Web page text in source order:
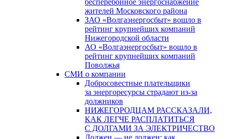
бесперебойное энергоснабжение
жителей Московского района
ЗАО «Волгаэнергосбыт» вошло в
рейтинг крупнейших компаний
Нижегородской области
АО «Волгаэнергосбыт» вошло в
рейтинг крупнейших компаний
Поволжья
СМИ о компании
Добросовестные плательщики
за энергоресурсы страдают из-за
должников
НИЖЕГОРОДЦАМ РАССКАЗАЛИ,
КАК ЛЕГЧЕ РАСПЛАТИТЬСЯ
С ДОЛГАМИ ЗА ЭЛЕКТРИЧЕСТВО